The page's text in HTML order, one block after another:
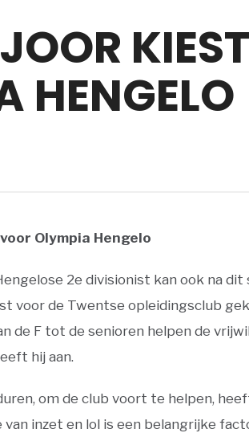
HENGELO
Olympia Hengelo
2e divisionist kan ook na
voor de Twentse opleidingsclub
de F tot de senioren helpen de
hij aan.
om de club voort te helpen,
van inzet en lol is een belangrijke